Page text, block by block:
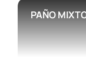
PAÑO